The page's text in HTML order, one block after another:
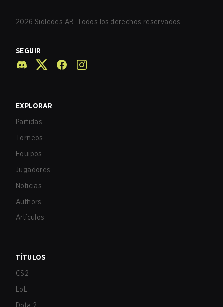
2026 Sidledes AB. Todos los derechos reservados.
SEGUIR
EXPLORAR
Partidas
Torneos
Equipos
Jugadores
Noticias
Authors
Artículos
TÍTULOS
CS2
LoL
Dota 2